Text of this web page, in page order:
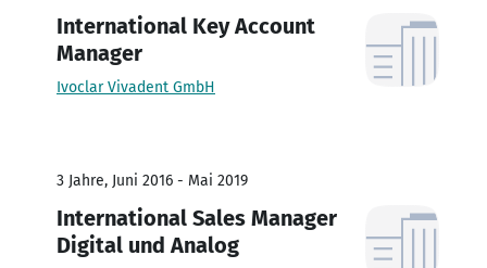
International Key Account
Manager
Ivoclar Vivadent GmbH
3 Jahre, Juni 2016 - Mai 2019
International Sales Manager
Digital und Analog